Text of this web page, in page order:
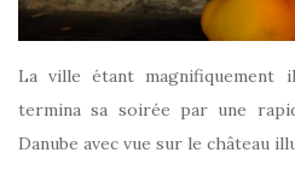
La ville étant magnifiquement
termina sa soirée par une
Danube avec vue sur le château